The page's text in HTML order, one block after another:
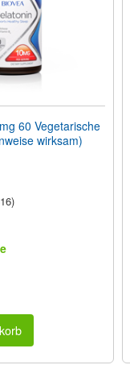
60 Vegetarische
wirksam)